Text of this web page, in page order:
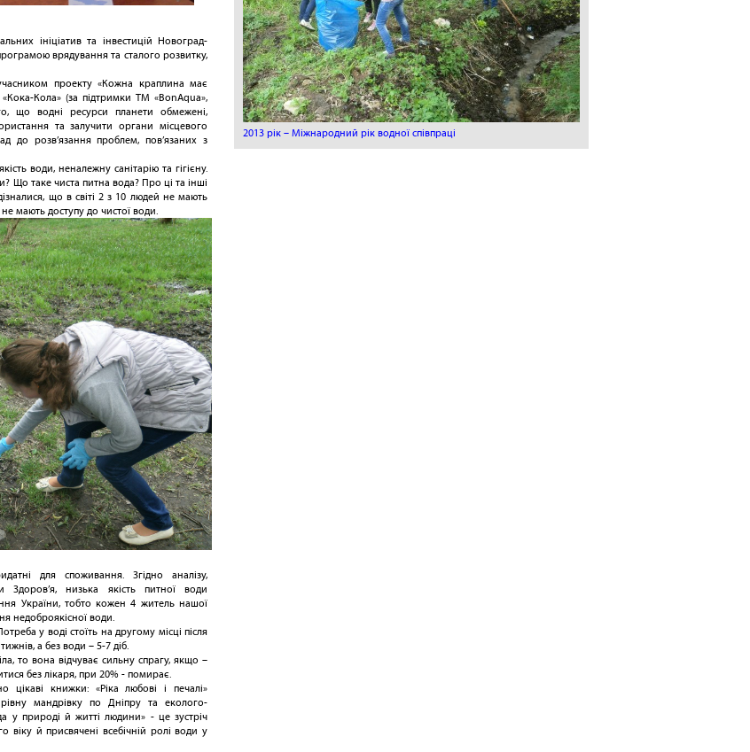
2013 рік – Міжнародний рік водної співпраці
ініціатив та інвестицій Новоград-
врядування та сталого розвитку,
проекту «Кожна краплина має
Кола» (за підтримки ТМ «BonAqua»,
що водні ресурси планети обмежені,
та залучити органи місцевого
до розв’язання проблем, пов’язаних з
води, неналежну санітарію та гігієну.
Що таке чиста питна вода? Про ці та інші
що в світі 2 з 10 людей не мають
мають доступу до чистої води.
для споживання. Згідно аналізу,
Здоров’я, низька якість питної води
України, тобто кожен 4 житель нашої
недоброякісної води.
у воді стоїть на другому місці після
а без води – 5-7 діб.
то вона відчуває сильну спрагу, якщо –
без лікаря, при 20% - помирає.
цікаві книжки: «Ріка любові і печалі»
мандрівку по Дніпру та еколого-
у природі й житті людини» - це зустріч
віку й присвячені всебічній ролі води у